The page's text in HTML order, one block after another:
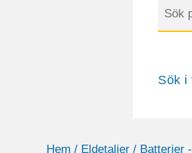
efter:
Sök i
Hem / Eldetaljer / Batterier